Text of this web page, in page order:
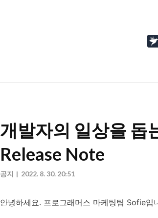
개발자의 일상을 돕
Release Note
공지 2022. 8. 30. 20:51
안녕하세요. 프로그래머스 마케팅팀 Sofie입